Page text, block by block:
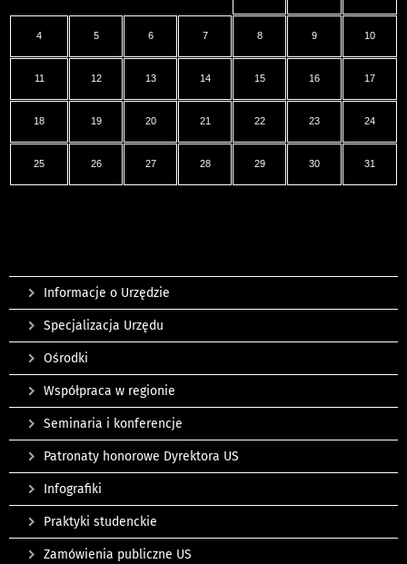
4 5 6 7 8 9 10
11 12 13 14 15 16 17
18 19 20 21 22 23 24
25 26 27 28 29 30 31
Informacje o Urzędzie
Specjalizacja Urzędu
Ośrodki
Współpraca w regionie
Seminaria i konferencje
Patronaty honorowe Dyrektora US
Infografiki
Praktyki studenckie
Zamówienia publiczne US